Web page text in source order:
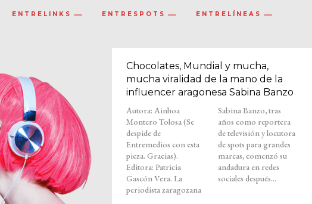
ENTRELINKS ENTRESPOTS ENTRELÍNEAS
Chocolates, Mundial y mucha,
mucha viralidad de la mano de la
influencer aragonesa Sabina Banzo
Autora: Ainhoa
Montero Tolosa (Se
despide de
Entremedios con esta
pieza. Gracias).
Editora: Patricia
Gascón Vera. La
periodista zaragozana
Sabina Banzo, tras
años como reportera
de televisión y locutora
de spots para grandes
marcas, comenzó su
andadura en redes
sociales después...